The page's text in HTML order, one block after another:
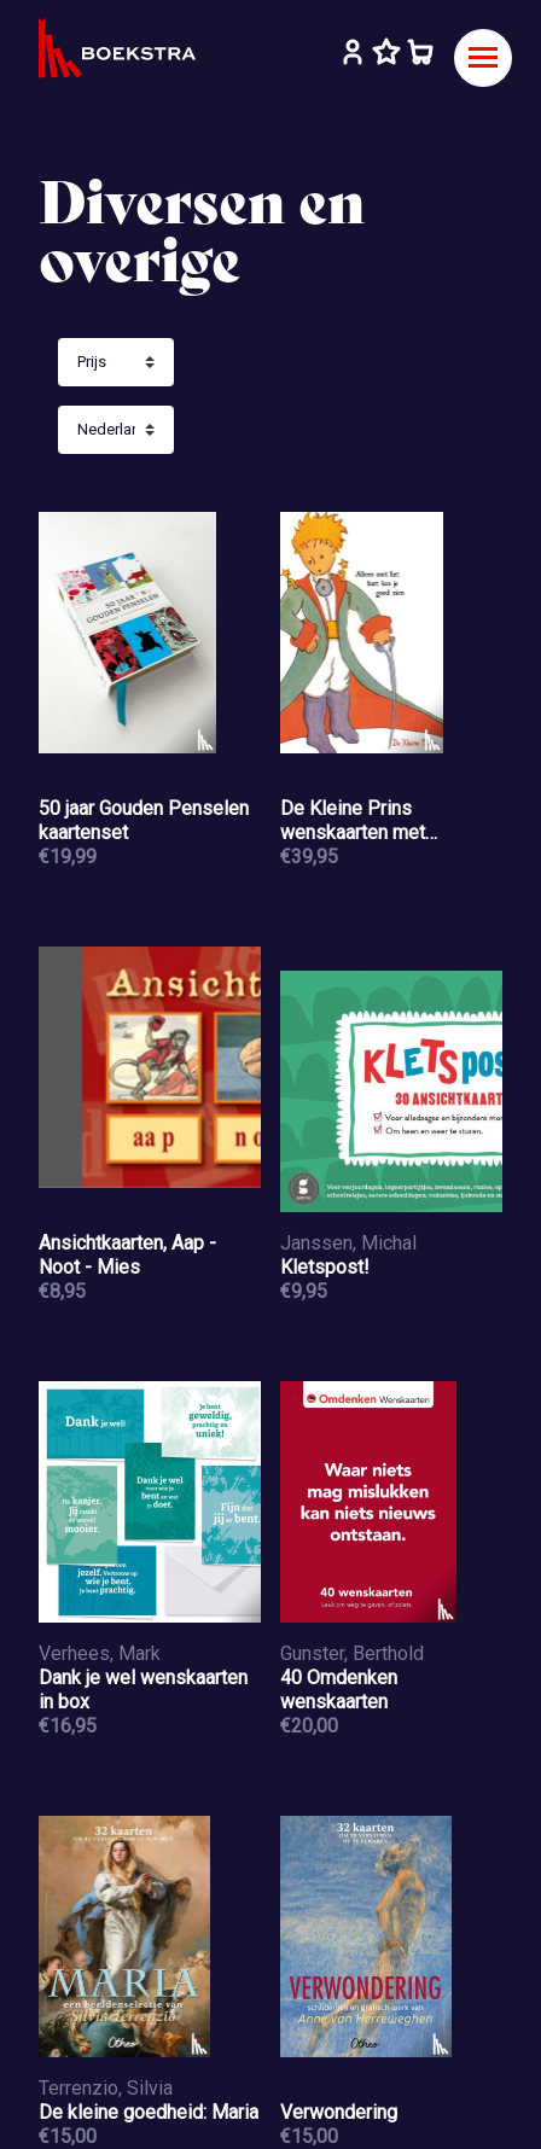
Diversen en
overige
50 jaar Gouden Penselen
kaartenset
€19,99
De Kleine Prins
wenskaarten met
envelop,set 10 ex.assorti
€39,95
Ansichtkaarten, Aap -
Noot - Mies
€8,95
Janssen, Michal
Kletspost!
€9,95
Verhees, Mark
Dank je wel wenskaarten
in box
€16,95
Gunster, Berthold
40 Omdenken
wenskaarten
€20,00
Terrenzio, Silvia
De kleine goedheid: Maria
€15,00
Verwondering
€15,00